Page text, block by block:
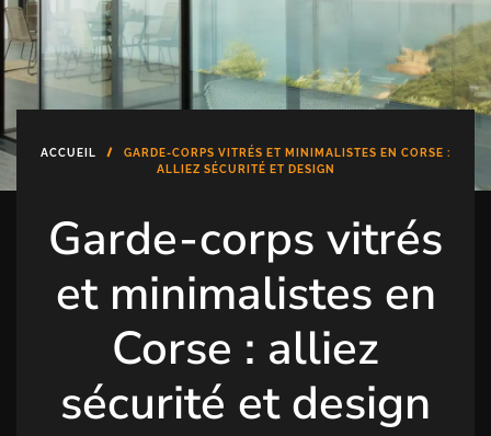
DÉBUTER UN PROJET
04.95.10.51.00FMBAIES@FMBAIES.FR
ACCUEIL
GARDE-CORPS VITRÉS ET MINIMALISTES EN CORSE :
ALLIEZ SÉCURITÉ ET DESIGN
Garde-corps vitrés
et minimalistes en
Corse : alliez
sécurité et design